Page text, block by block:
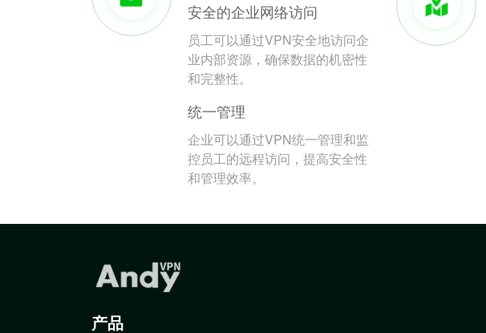
安全的企业网络访问
员工可以通过VPN安全地访问企
业内部资源，确保数据的机密性
和完整性。
统一管理
企业可以通过VPN统一管理和监
控员工的远程访问，提高安全性
和管理效率。
产品